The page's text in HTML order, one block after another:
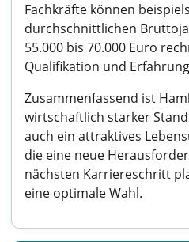
Fachkräfte können
durchschnittlichen
55.000 bis 70.000 Euro
Qualifikation und
Zusammenfassend ist
wirtschaftlich starker
auch ein attraktives
die eine neue
nächsten Karriereschritt
eine optimale Wahl.